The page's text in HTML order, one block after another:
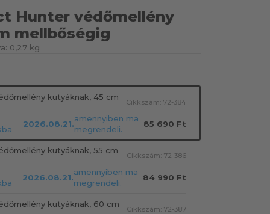
Hunter védőmellény
mellbőségig
0,27 kg
kutyáknak, 45 cm
Cikkszám: 72-384
2026.08.21.
amennyiben ma
megrendeli.
85 690 Ft
kutyáknak, 55 cm
Cikkszám: 72-386
2026.08.21.
amennyiben ma
megrendeli.
84 990 Ft
kutyáknak, 60 cm
Cikkszám: 72-387